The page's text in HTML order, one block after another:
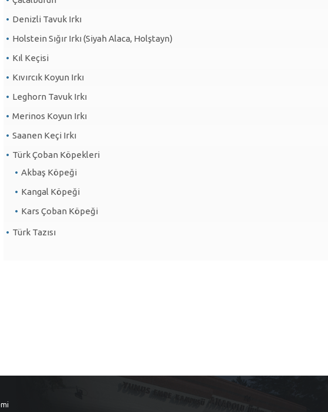
Denizli Tavuk Irkı
Holstein Sığır Irkı (Siyah Alaca, Holştayn)
Kıl Keçisi
Kıvırcık Koyun Irkı
Leghorn Tavuk Irkı
Merinos Koyun Irkı
Saanen Keçi Irkı
Türk Çoban Köpekleri
Akbaş Köpeği
Kangal Köpeği
Kars Çoban Köpeği
Türk Tazısı